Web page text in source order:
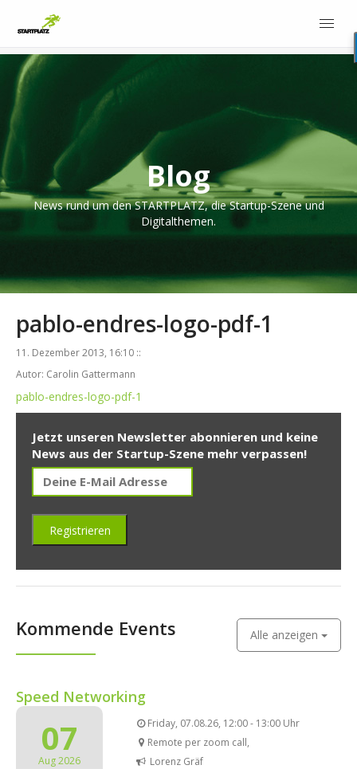
Blog
News rund um den STARTPLATZ, die Startup-Szene und
Digitalthemen.
pablo-endres-logo-pdf-1
11. Dezember 2013, 16:10 ::
Autor: Carolin Gattermann
pablo-endres-logo-pdf-1
Jetzt unseren Newsletter abonnieren und keine
News aus der Startup-Szene mehr verpassen!
Kommende Events Alle anzeigen
Speed Networking
07
Aug 2026
Friday, 07.08.26, 12:00 - 13:00 Uhr
Remote per zoom call,
Lorenz Gräf